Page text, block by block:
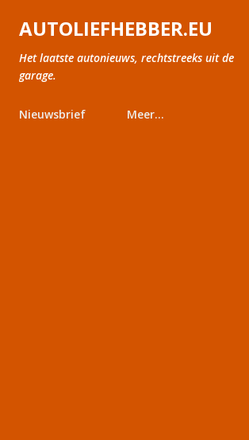
Doorgaan naar hoofdcontent
AUTOLIEFHEBBER.EU
Het laatste autonieuws, rechtstreeks uit de
garage.
Nieuwsbrief Meer…